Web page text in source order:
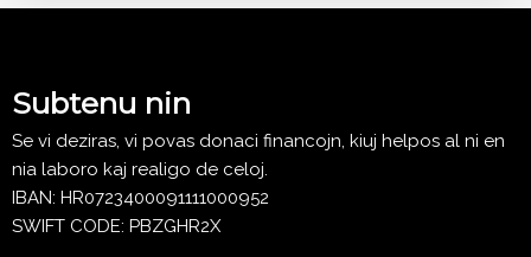
Subtenu nin
Se vi deziras, vi povas donaci financojn, kiuj helpos al ni en
nia laboro kaj realigo de celoj.
IBAN: HR0723400091111000952
SWIFT CODE: PBZGHR2X